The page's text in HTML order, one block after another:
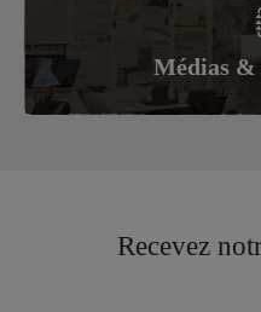
Médias &
Recevez